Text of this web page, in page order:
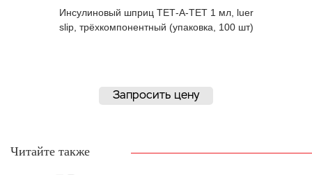
Инсулиновый шприц ТЕТ-А-ТЕТ 1 мл, luer
slip, трёхкомпонентный (упаковка, 100 шт)
Запросить цену
Читайте также